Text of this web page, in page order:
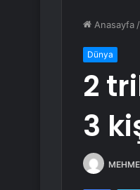
Anasayfa /
Dünya
2
3